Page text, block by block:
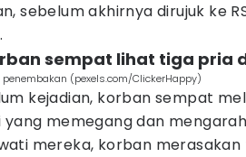
sebelum akhirnya dirujuk ke
sempat lihat tiga pria
(pexels.com/ClickerHappy)
kejadian, korban sempat
yang memegang dan
mereka, korban